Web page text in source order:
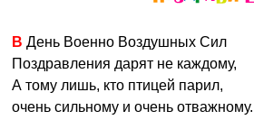
В День Военно Воздушных Сил
Поздравления дарят не каждому,
А тому лишь, кто птицей парил,
очень сильному и очень отважному.